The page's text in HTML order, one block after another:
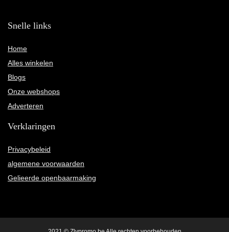
Snelle links
Home
Alles winkelen
Blogs
Onze webshops
Adverteren
Verklaringen
Privacybeleid
algemene voorwaarden
Gelieerde openbaarmaking